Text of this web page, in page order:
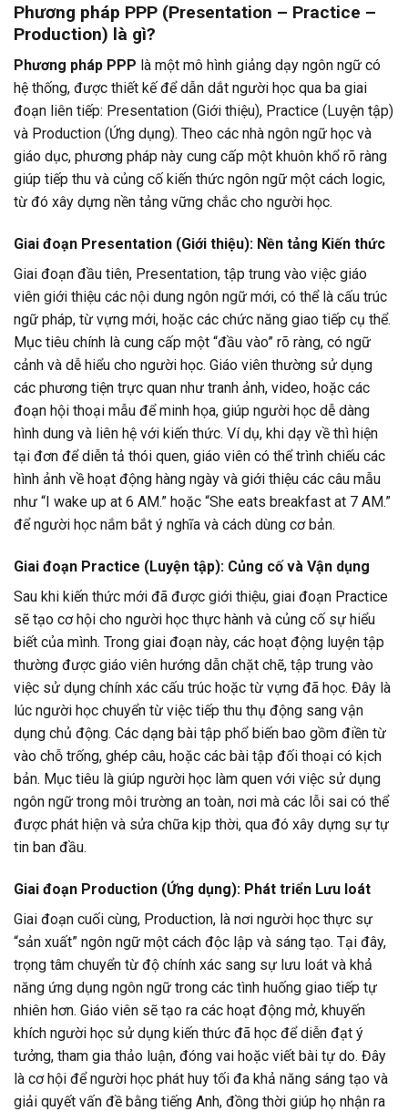
Phương pháp PPP (Presentation – Practice –
Production) là gì?
Phương pháp PPP là một mô hình giảng dạy ngôn ngữ có
hệ thống, được thiết kế để dẫn dắt người học qua ba giai
đoạn liên tiếp: Presentation (Giới thiệu), Practice (Luyện tập)
và Production (Ứng dụng). Theo các nhà ngôn ngữ học và
giáo dục, phương pháp này cung cấp một khuôn khổ rõ ràng
giúp tiếp thu và củng cố kiến thức ngôn ngữ một cách logic,
từ đó xây dựng nền tảng vững chắc cho người học.
Giai đoạn Presentation (Giới thiệu): Nền tảng Kiến thức
Giai đoạn đầu tiên, Presentation, tập trung vào việc giáo
viên giới thiệu các nội dung ngôn ngữ mới, có thể là cấu trúc
ngữ pháp, từ vựng mới, hoặc các chức năng giao tiếp cụ thể.
Mục tiêu chính là cung cấp một “đầu vào” rõ ràng, có ngữ
cảnh và dễ hiểu cho người học. Giáo viên thường sử dụng
các phương tiện trực quan như tranh ảnh, video, hoặc các
đoạn hội thoại mẫu để minh họa, giúp người học dễ dàng
hình dung và liên hệ với kiến thức. Ví dụ, khi dạy về thì hiện
tại đơn để diễn tả thói quen, giáo viên có thể trình chiếu các
hình ảnh về hoạt động hàng ngày và giới thiệu các câu mẫu
như “I wake up at 6 AM.” hoặc “She eats breakfast at 7 AM.”
để người học nắm bắt ý nghĩa và cách dùng cơ bản.
Giai đoạn Practice (Luyện tập): Củng cố và Vận dụng
Sau khi kiến thức mới đã được giới thiệu, giai đoạn Practice
sẽ tạo cơ hội cho người học thực hành và củng cố sự hiểu
biết của mình. Trong giai đoạn này, các hoạt động luyện tập
thường được giáo viên hướng dẫn chặt chẽ, tập trung vào
việc sử dụng chính xác cấu trúc hoặc từ vựng đã học. Đây là
lúc người học chuyển từ việc tiếp thu thụ động sang vận
dụng chủ động. Các dạng bài tập phổ biến bao gồm điền từ
vào chỗ trống, ghép câu, hoặc các bài tập đối thoại có kịch
bản. Mục tiêu là giúp người học làm quen với việc sử dụng
ngôn ngữ trong môi trường an toàn, nơi mà các lỗi sai có thể
được phát hiện và sửa chữa kịp thời, qua đó xây dựng sự tự
tin ban đầu.
Giai đoạn Production (Ứng dụng): Phát triển Lưu loát
Giai đoạn cuối cùng, Production, là nơi người học thực sự
“sản xuất” ngôn ngữ một cách độc lập và sáng tạo. Tại đây,
trọng tâm chuyển từ độ chính xác sang sự lưu loát và khả
năng ứng dụng ngôn ngữ trong các tình huống giao tiếp tự
nhiên hơn. Giáo viên sẽ tạo ra các hoạt động mở, khuyến
khích người học sử dụng kiến thức đã học để diễn đạt ý
tưởng, tham gia thảo luận, đóng vai hoặc viết bài tự do. Đây
là cơ hội để người học phát huy tối đa khả năng sáng tạo và
giải quyết vấn đề bằng tiếng Anh, đồng thời giúp họ nhận ra